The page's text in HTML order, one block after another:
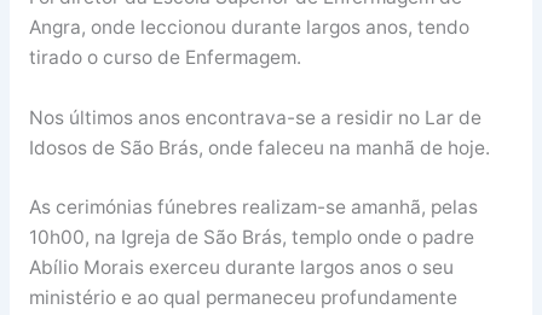
Angra, onde leccionou durante largos anos, tendo
tirado o curso de Enfermagem.
Nos últimos anos encontrava-se a residir no Lar de
Idosos de São Brás, onde faleceu na manhã de hoje.
As cerimónias fúnebres realizam-se amanhã, pelas
10h00, na Igreja de São Brás, templo onde o padre
Abílio Morais exerceu durante largos anos o seu
ministério e ao qual permaneceu profundamente